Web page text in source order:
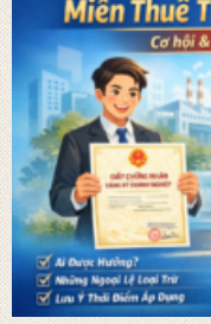
Dịch vụ